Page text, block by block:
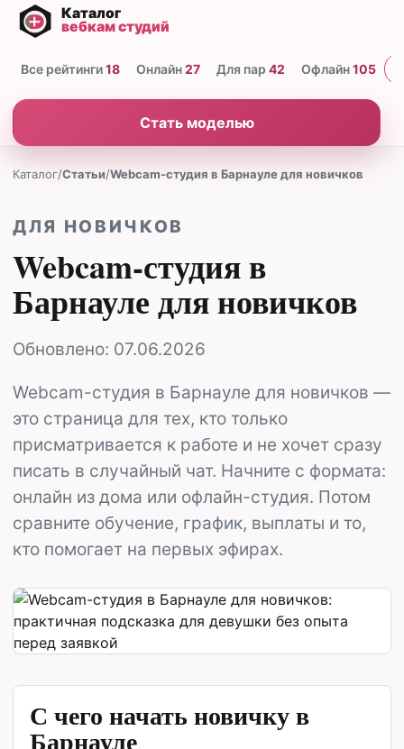
Все рейтинги18 Онлайн27 Для пар 42 Офлайн105
Стать моделью
Каталог/Статьи/Webcam-студия в Барнауле для новичков
ДЛЯ НОВИЧКОВ
Webcam-студия в
Барнауле для новичков
Обновлено: 07.06.2026
Webcam-студия в Барнауле для новичков —
это страница для тех, кто только
присматривается к работе и не хочет сразу
писать в случайный чат. Начните с формата:
онлайн из дома или офлайн-студия. Потом
сравните обучение, график, выплаты и то,
кто помогает на первых эфирах.
С чего начать новичку в
Барнауле